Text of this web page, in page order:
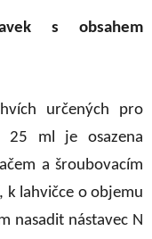
s obsahem
určených pro
25 ml je osazena
a šroubovacím
k lahvičce o objemu
nasadit nástavec N